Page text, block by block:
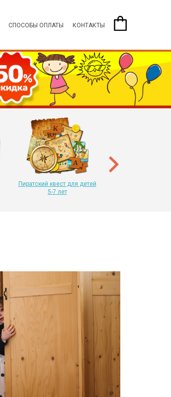
СПОСОБЫ ОПЛАТЫ КОНТАКТЫ
Пиратский квест для детей
5-7 лет